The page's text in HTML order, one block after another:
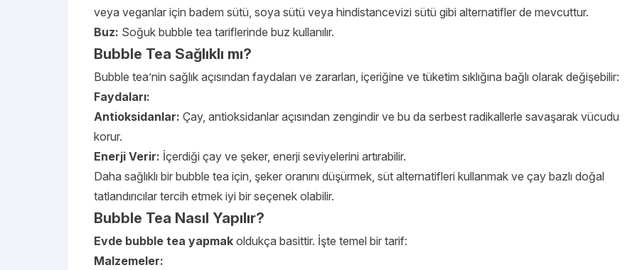
veya veganlar için badem sütü, soya sütü veya hindistancevizi sütü gibi alternatifler de mevcuttur.
Buz: Soğuk bubble tea tariflerinde buz kullanılır.
Bubble Tea Sağlıklı mı?
Bubble tea’nin sağlık açısından faydaları ve zararları, içeriğine ve tüketim sıklığına bağlı olarak değişebilir:
Faydaları:
Antioksidanlar: Çay, antioksidanlar açısından zengindir ve bu da serbest radikallerle savaşarak vücudu
korur.
Enerji Verir: İçerdiği çay ve şeker, enerji seviyelerini artırabilir.
Daha sağlıklı bir bubble tea için, şeker oranını düşürmek, süt alternatifleri kullanmak ve çay bazlı doğal
tatlandırıcılar tercih etmek iyi bir seçenek olabilir.
Bubble Tea Nasıl Yapılır?
Evde bubble tea yapmak oldukça basittir. İşte temel bir tarif:
Malzemeler: